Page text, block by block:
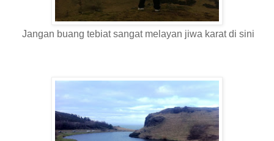
Jangan buang tebiat sangat melayan jiwa karat di sini